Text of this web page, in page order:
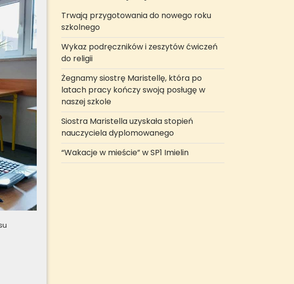
Trwają przygotowania do nowego roku
szkolnego
Wykaz podręczników i zeszytów ćwiczeń
do religii
Żegnamy siostrę Maristellę, która po
latach pracy kończy swoją posługę w
naszej szkole
Siostra Maristella uzyskała stopień
nauczyciela dyplomowanego
“Wakacje w mieście” w SP1 Imielin